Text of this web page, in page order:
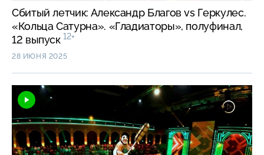
Сбитый летчик: Александр Благов vs Геркулес.
«Кольца Сатурна». «Гладиаторы», полуфинал,
12 выпуск 12+
28 ИЮНЯ 2025